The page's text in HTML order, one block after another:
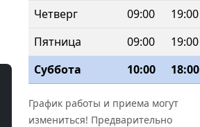
Четверг
09:00
19:00
Пятница
09:00
19:00
Суббота
10:00 18:00
График работы и приема могут
измениться! Предварительно